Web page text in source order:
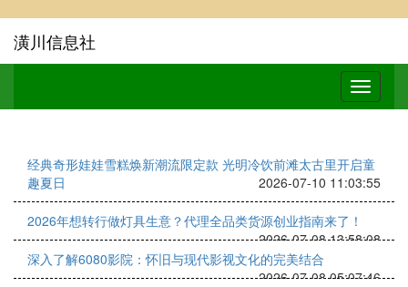
潢川信息社
经典奇形娃娃雪糕焕新潮流限定款 光明冷饮前滩太古里开启童
趣夏日
2026-07-10 11:03:55
2026年想转行做灯具生意？代理全品类货源创业指南来了！
2026-07-08 13:58:08
深入了解6080影院：怀旧与现代影视文化的完美结合
2026-07-08 05:07:46